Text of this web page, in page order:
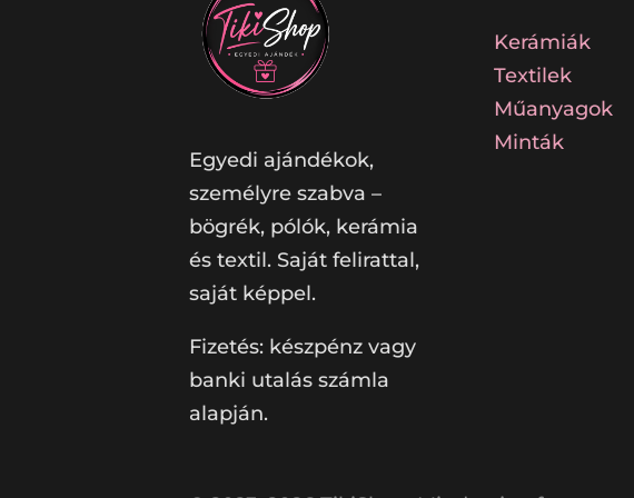
Egyedi ajándékok,
személyre szabva –
bögrék, pólók, kerámia
és textil. Saját felirattal,
saját képpel.
Fizetés: készpénz vagy
banki utalás számla
alapján.
Kerámiák
Textilek
Műanyagok
Minták